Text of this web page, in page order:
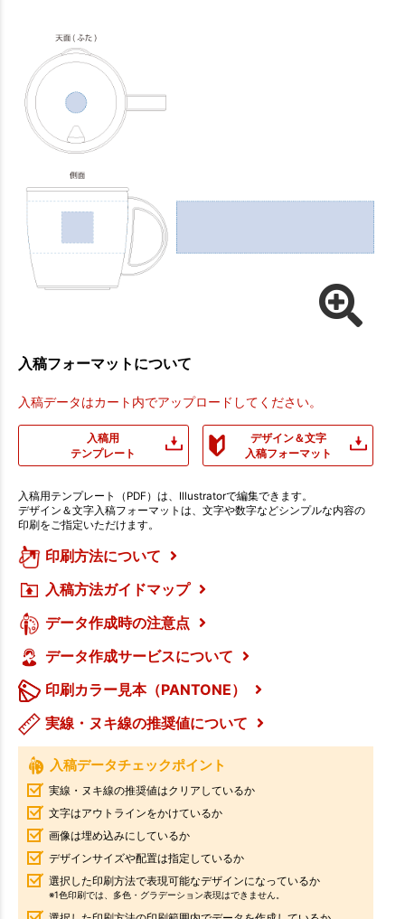
入稿フォーマットについて
入稿データはカート内でアップロードしてください。
入稿用
テンプレート
デザイン＆文字
入稿フォーマット
入稿用テンプレート（PDF）は、Illustratorで編集できます。
デザイン＆文字入稿フォーマットは、文字や数字などシンプルな内容の
印刷をご指定いただけます。
印刷方法について
入稿方法ガイドマップ
データ作成時の注意点
データ作成サービスについて
印刷カラー見本（PANTONE）
実線・ヌキ線の推奨値について
入稿データチェックポイント
実線・ヌキ線の推奨値はクリアしているか
文字はアウトラインをかけているか
画像は埋め込みにしているか
デザインサイズや配置は指定しているか
選択した印刷方法で表現可能なデザインになっているか
※1色印刷では、多色・グラデーション表現はできません。